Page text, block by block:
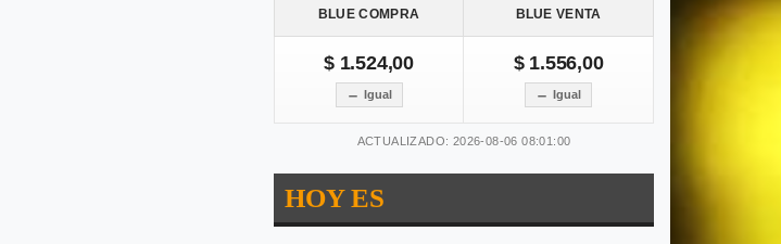
BLUE COMPRA BLUE VENTA
$ 1.524,00
Igual
$ 1.556,00
Igual
ACTUALIZADO: 2026-08-06 08:01:00
HOY ES